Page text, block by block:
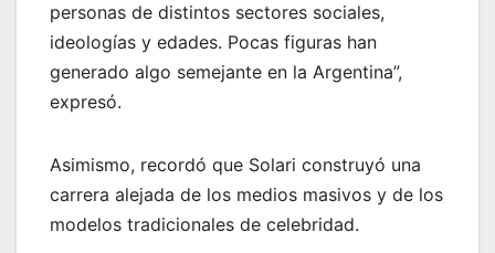
personas de distintos sectores sociales,
ideologías y edades. Pocas figuras han
generado algo semejante en la Argentina”,
expresó.
Asimismo, recordó que Solari construyó una
carrera alejada de los medios masivos y de los
modelos tradicionales de celebridad.